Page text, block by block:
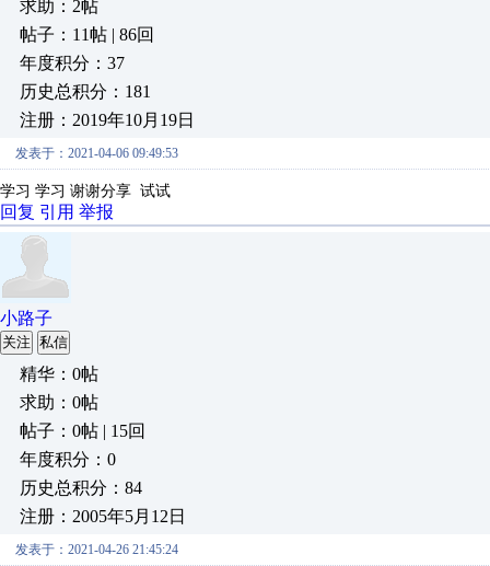
求助：2帖
帖子：11帖 | 86回
年度积分：37
历史总积分：181
注册：2019年10月19日
发表于：2021-04-06 09:49:53
学习 学习 谢谢分享 试试
回复 引用 举报
小路子
关注 私信
精华：0帖
求助：0帖
帖子：0帖 | 15回
年度积分：0
历史总积分：84
注册：2005年5月12日
发表于：2021-04-26 21:45:24